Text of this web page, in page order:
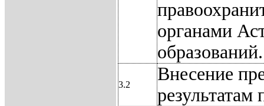
органами
образований.
3.2
Внесение